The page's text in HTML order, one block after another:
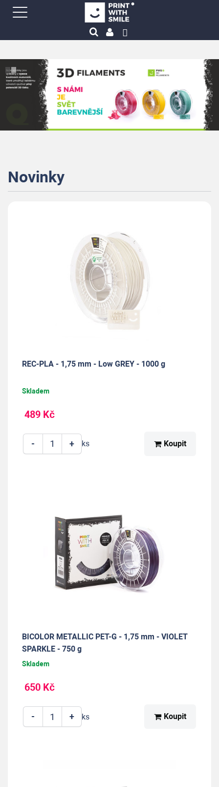
Novinky
REC-PLA - 1,75 mm - Low GREY - 1000 g
Skladem
489 Kč
+
- ks Koupit
BICOLOR METALLIC PET-G - 1,75 mm - VIOLET
SPARKLE - 750 g
Skladem
650 Kč
+
- ks Koupit